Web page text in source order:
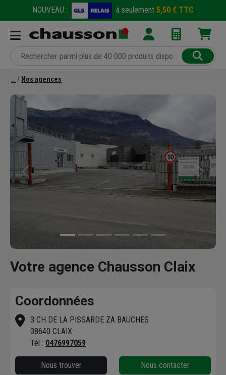
NOUVEAU : à seulement 5,50 € TTC
Nos agences
Précédent Suivant
Votre agence Chausson Claix
Coordonnées
3 CH DE LA PISSARDE ZA BAUCHES
38640 CLAIX
Tél : 0476997059
Nous trouver Nous contacter